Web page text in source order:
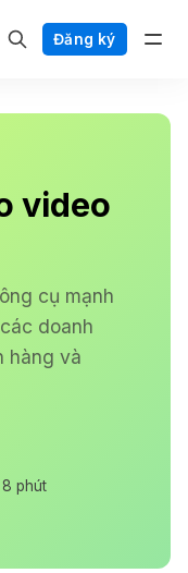
Đăng ký
video
cụ mạnh
doanh
hàng và
phút